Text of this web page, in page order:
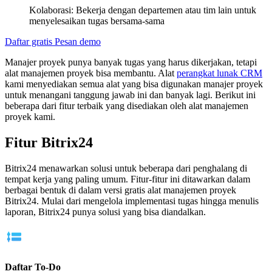
Kolaborasi: Bekerja dengan departemen atau tim lain untuk
menyelesaikan tugas bersama-sama
Daftar gratis Pesan demo
Manajer proyek punya banyak tugas yang harus dikerjakan, tetapi
alat manajemen proyek bisa membantu. Alat perangkat lunak CRM
kami menyediakan semua alat yang bisa digunakan manajer proyek
untuk menangani tanggung jawab ini dan banyak lagi. Berikut ini
beberapa dari fitur terbaik yang disediakan oleh alat manajemen
proyek kami.
Fitur Bitrix24
Bitrix24 menawarkan solusi untuk beberapa dari penghalang di
tempat kerja yang paling umum. Fitur-fitur ini ditawarkan dalam
berbagai bentuk di dalam versi gratis alat manajemen proyek
Bitrix24. Mulai dari mengelola implementasi tugas hingga menulis
laporan, Bitrix24 punya solusi yang bisa diandalkan.
Daftar To-Do